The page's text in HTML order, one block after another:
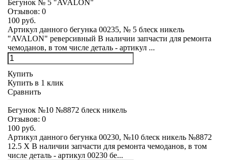
Бегунок № 5 "AVALON"
Отзывов: 0
100 руб.
Артикул данного бегунка 00235, № 5 блеск никель
"AVALON" реверсивный В наличии запчасти для ремонта
чемоданов, в том числе деталь - артикул ...
Купить
Купить в 1 клик
Сравнить
Бегунок №10 №8872 блеск никель
Отзывов: 0
100 руб.
Артикул данного бегунка 00230, №10 блеск никель №8872
12.5 X В наличии запчасти для ремонта чемоданов, в том
числе деталь - артикул 00230 бе...